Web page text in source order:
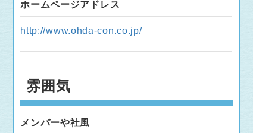
ホームページアドレス
http://www.ohda-con.co.jp/
雰囲気
メンバーや社風